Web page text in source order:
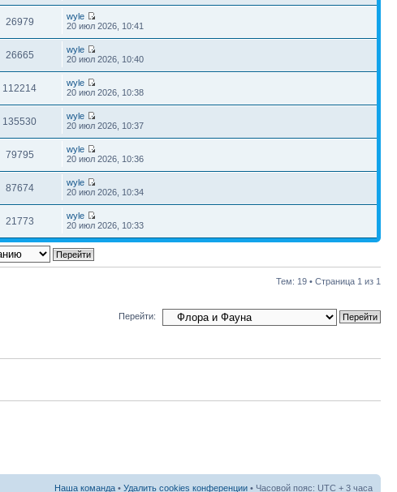
26979
wyle
20 июл 2026, 10:41
26665
wyle
20 июл 2026, 10:40
112214
wyle
20 июл 2026, 10:38
135530
wyle
20 июл 2026, 10:37
79795
wyle
20 июл 2026, 10:36
87674
wyle
20 июл 2026, 10:34
21773
wyle
20 июл 2026, 10:33
Тем: 19 • Страница 1 из 1
Перейти:
Наша команда • Удалить cookies конференции • Часовой пояс: UTC + 3 часа